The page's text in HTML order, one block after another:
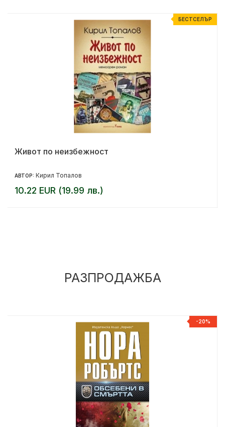
БЕСТСЕЛЪР
Живот по неизбежност
АВТОР: Кирил Топалов
10.22 EUR (19.99 лв.)
РАЗПРОДАЖБА
-20%